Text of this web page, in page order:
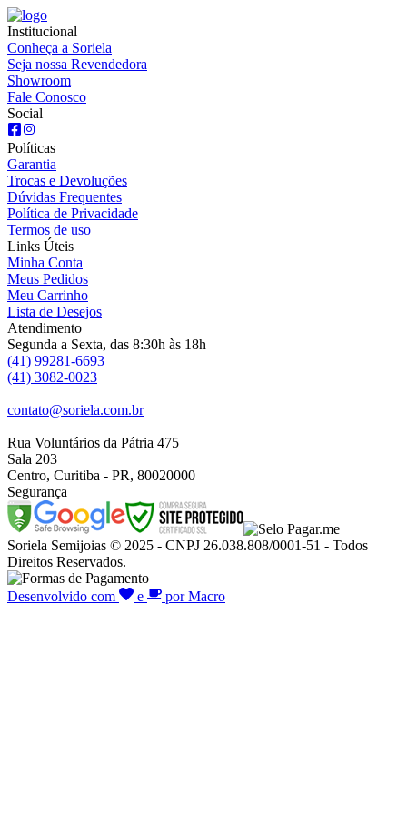
Institucional
Conheça a Soriela
Seja nossa Revendedora
Showroom
Fale Conosco
Social
Políticas
Garantia
Trocas e Devoluções
Dúvidas Frequentes
Política de Privacidade
Termos de uso
Links Úteis
Minha Conta
Meus Pedidos
Meu Carrinho
Lista de Desejos
Atendimento
Segunda a Sexta, das 8:30h às 18h
(41) 99281-6693
(41) 3082-0023
contato@soriela.com.br
Rua Voluntários da Pátria 475
Sala 203
Centro, Curitiba - PR, 80020000
Segurança
Soriela Semijoias © 2025 - CNPJ 26.038.808/0001-51 - Todos
Direitos Reservados.
Desenvolvido com e por Macro